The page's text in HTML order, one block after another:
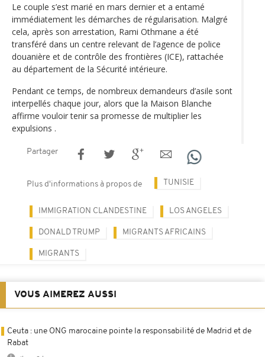
Le couple s’est marié en mars dernier et a entamé
immédiatement les démarches de régularisation. Malgré
cela, après son arrestation, Rami Othmane a été
transféré dans un centre relevant de l’agence de police
douanière et de contrôle des frontières (ICE), rattachée
au département de la Sécurité intérieure.
Pendant ce temps, de nombreux demandeurs d’asile sont
interpellés chaque jour, alors que la Maison Blanche
affirme vouloir tenir sa promesse de multiplier les
expulsions .
Partager
Plus d'informations à propos de TUNISIE
IMMIGRATION CLANDESTINE LOS ANGELES
DONALD TRUMP MIGRANTS AFRICAINS
MIGRANTS
VOUS AIMEREZ AUSSI
Ceuta : une ONG marocaine pointe la responsabilité de Madrid et de
Rabat